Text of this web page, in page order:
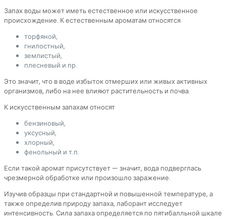
Запах воды может иметь естественное или искусственное
происхождение. К естественным ароматам относятся
торфяной,
гнилостный,
землистый,
плесневый и пр.
Это значит, что в воде избыток отмерших или живых активных
организмов, либо на нее влияют растительность и почва.
К искусственным запахам относят
бензиновый,
уксусный,
хлорный,
фенольный и т.п.
Если такой аромат присутствует — значит, вода подверглась
чрезмерной обработке или произошло заражение.
Изучив образцы при стандартной и повышенной температуре, а
также определив природу запаха, лаборант исследует
интенсивность. Сила запаха определяется по пятибалльной шкале